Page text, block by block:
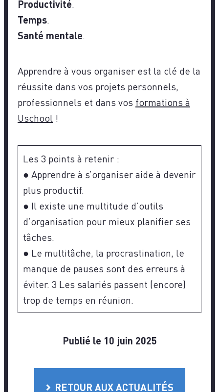
Productivité.
Temps.
Santé mentale.
Apprendre à vous organiser est la clé de la
réussite dans vos projets personnels,
professionnels et dans vos formations à
Uschool !
Les 3 points à retenir :
● Apprendre à s’organiser aide à devenir
plus productif.
● Il existe une multitude d’outils
d’organisation pour mieux planifier ses
tâches.
● Le multitâche, la procrastination, le
manque de pauses sont des erreurs à
éviter. 3 Les salariés passent (encore)
trop de temps en réunion.
Publié le 10 juin 2025
RETOUR AUX ACTUALITÉS